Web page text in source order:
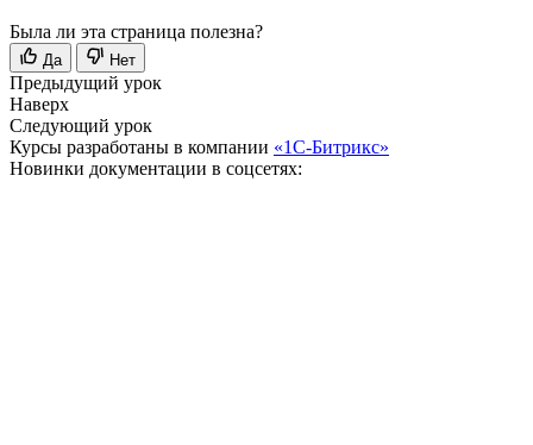
Была ли эта страница полезна?
Да Нет
Предыдущий урок
Наверх
Следующий урок
Курсы разработаны в компании «1С-Битрикс»
Новинки документации в соцсетях: